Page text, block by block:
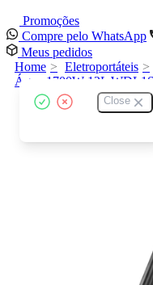
Promoções
Compre pelo WhatsApp
Meus pedidos
Close
Home Eletroportáteis
Água 1700W 12L